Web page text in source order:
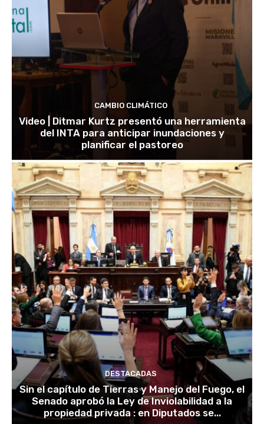
CAMBIO CLIMÁTICO
Video | Ditmar Kurtz presentó una herramienta
del INTA para anticipar inundaciones y
planificar el pastoreo
DESTACADAS
Sin el capítulo de Tierras y Manejo del Fuego, el
Senado aprobó la Ley de Inviolabilidad a la
propiedad privada : en Diputados se...